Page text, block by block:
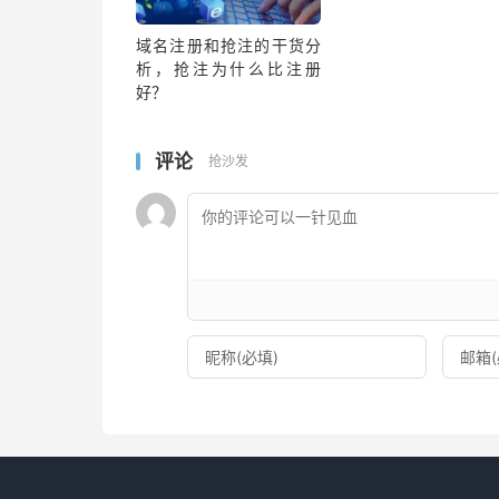
域名注册和抢注的干货分
析，抢注为什么比注册
好？
评论 抢沙发